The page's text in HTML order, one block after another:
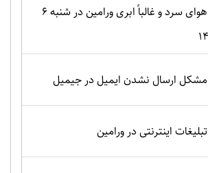
هوای سرد و غالباً ابری ورامین در شنبه ۶
مشکل ارسال نشدن ایمیل در جیمیل
تبلیغات اینترنتی در ورامین